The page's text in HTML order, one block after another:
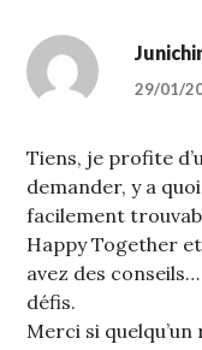
29/01/
Tiens, je profite
demander, y a
facilement
Happy Together
avez des
défis.
Merci si quelqu’un